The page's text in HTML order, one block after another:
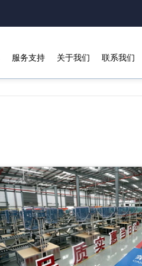
服务支持 关于我们 联系我们